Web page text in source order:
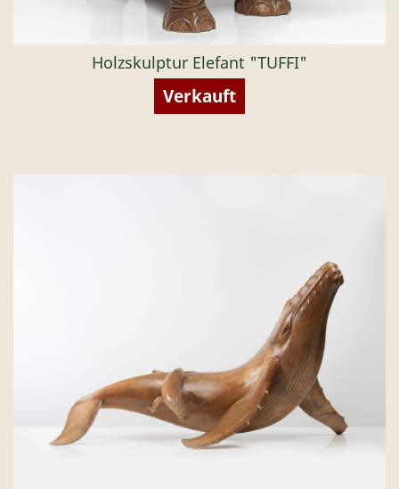
Holzskulptur Elefant "TUFFI"
Verkauft